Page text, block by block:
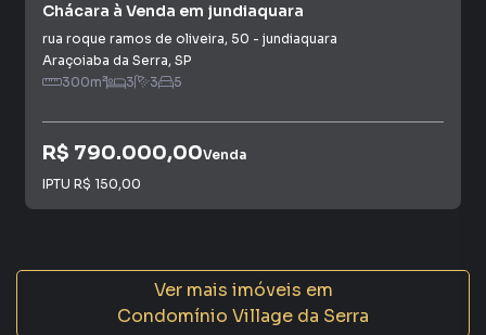
atendimento preparada para atender proprietários e
inquilinos.
Chácara à Venda em jundiaquara
rua roque ramos de oliveira, 50 - jundiaquara
Araçoiaba da Serra, SP
300m² 3 3 5
R$ 790.000,00Venda
IPTU R$ 150,00
Ver mais imóveis em
Condomínio Village da Serra